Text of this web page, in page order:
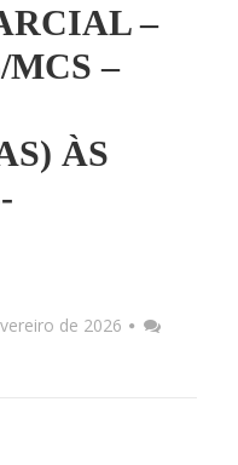
–
MCS –
ÀS
de 2026